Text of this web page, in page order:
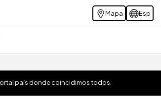
Mapa Esp
país donde coincidimos todos.